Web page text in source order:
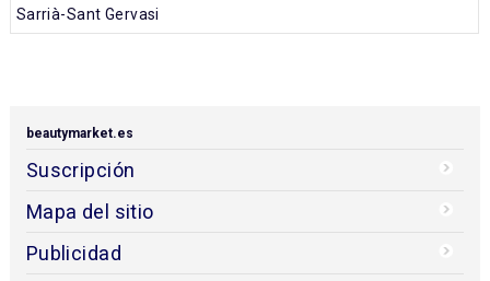
Sarrià-Sant Gervasi
beautymarket.es
Suscripción
Mapa del sitio
Publicidad